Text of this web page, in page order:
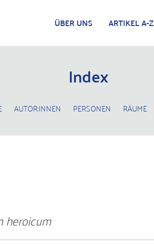
ÜBER UNS ARTIKEL A-Z
Index
AUTOR:INNEN PERSONEN RÄUME
heroicum